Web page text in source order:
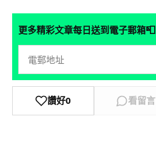
更多精彩文章每日送到電子郵箱📮
讚好0 看留言